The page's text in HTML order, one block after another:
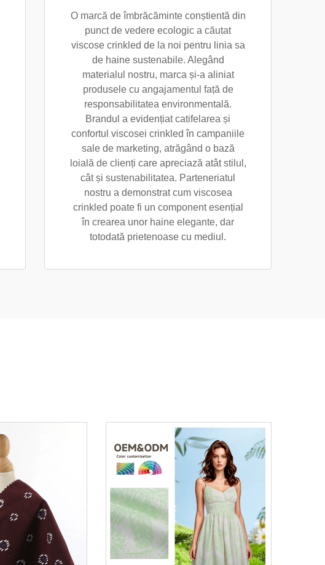
O marcă de îmbrăcăminte conștientă din
punct de vedere ecologic a căutat
viscose crinkled de la noi pentru linia sa
de haine sustenabile. Alegând
materialul nostru, marca și-a aliniat
produsele cu angajamentul față de
responsabilitatea environmentală.
Brandul a evidențiat catifelarea și
confortul viscosei crinkled în campaniile
sale de marketing, atrăgând o bază
loială de clienți care apreciază atât stilul,
cât și sustenabilitatea. Parteneriatul
nostru a demonstrat cum viscosea
crinkled poate fi un component esențial
în crearea unor haine elegante, dar
totodată prietenoase cu mediul.